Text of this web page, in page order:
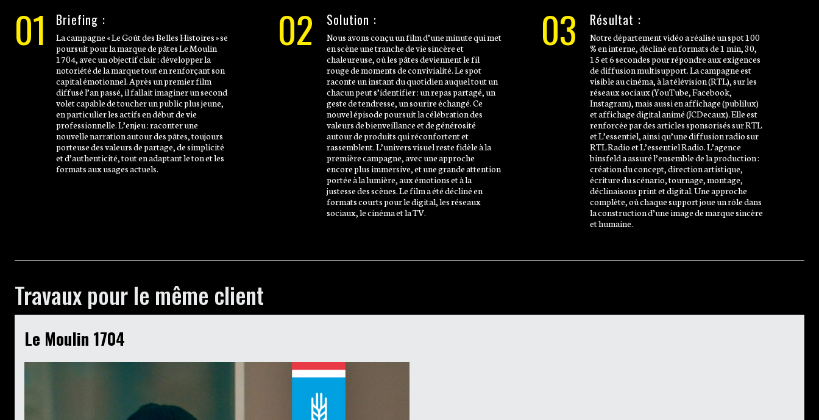
01 Briefing :
La campagne « Le Goût des Belles Histoires » se
poursuit pour la marque de pâtes Le Moulin
1704, avec un objectif clair : développer la
notoriété de la marque tout en renforçant son
capital émotionnel. Après un premier film
diffusé l’an passé, il fallait imaginer un second
volet capable de toucher un public plus jeune,
en particulier les actifs en début de vie
professionnelle. L’enjeu : raconter une
nouvelle narration autour des pâtes, toujours
porteuse des valeurs de partage, de simplicité
et d’authenticité, tout en adaptant le ton et les
formats aux usages actuels.
02 Solution :
Nous avons conçu un film d’une minute qui met
en scène une tranche de vie sincère et
chaleureuse, où les pâtes deviennent le fil
rouge de moments de convivialité. Le spot
raconte un instant du quotidien auquel tout un
chacun peut s’identifier : un repas partagé, un
geste de tendresse, un sourire échangé. Ce
nouvel épisode poursuit la célébration des
valeurs de bienveillance et de générosité
autour de produits qui réconfortent et
rassemblent. L’univers visuel reste fidèle à la
première campagne, avec une approche
encore plus immersive, et une grande attention
portée à la lumière, aux émotions et à la
justesse des scènes. Le film a été décliné en
formats courts pour le digital, les réseaux
sociaux, le cinéma et la TV.
03 Résultat :
Notre département vidéo a réalisé un spot 100
% en interne, décliné en formats de 1 min, 30,
15 et 6 secondes pour répondre aux exigences
de diffusion multisupport. La campagne est
visible au cinéma, à la télévision (RTL), sur les
réseaux sociaux (YouTube, Facebook,
Instagram), mais aussi en affichage (publilux)
et affichage digital animé (JCDecaux). Elle est
renforcée par des articles sponsorisés sur RTL
et L’essentiel, ainsi qu’une diffusion radio sur
RTL Radio et L’essentiel Radio. L’agence
binsfeld a assuré l’ensemble de la production :
création du concept, direction artistique,
écriture du scénario, tournage, montage,
déclinaisons print et digital. Une approche
complète, où chaque support joue un rôle dans
la construction d’une image de marque sincère
et humaine.
Travaux pour le même client
Le Moulin 1704